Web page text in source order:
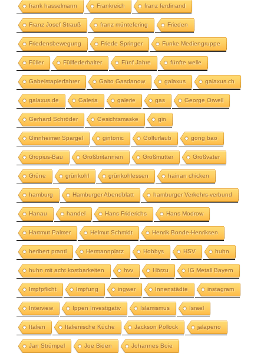
frank hasselmann Frankreich franz ferdinand
Franz Josef Strauß franz müntefering Frieden
Friedensbewegung Friede Springer Funke Mediengruppe
Füller Füllfederhalter Fünf Jahre fünfte welle
Gabelstaplerfahrer Gaito Gasdanow galaxus galaxus.ch
galaxus.de Galeria galerie gas George Orwell
Gerhard Schröder Gesichtsmaske gin
Ginnheimer Spargel gintonic Golfurlaub gong bao
Gropius-Bau Großbritannien Großmutter Großvater
Grüne grünkohl grünkohlessen hainan chicken
hamburg Hamburger Abendblatt hamburger Verkehrs-verbund
Hanau handel Hans Friderichs Hans Modrow
Hartmut Palmer Helmut Schmidt Henrik Bonde-Henriksen
heribert prantl Hermannplatz Hobbys HSV huhn
huhn mit acht kostbarkeiten hvv Hörzu IG Metall Bayern
Impfpflicht Impfung ingwer Innenstädte instagram
Interview Ippen Investigativ Islamismus Israel
Italien Italienische Küche Jackson Pollock jalapeno
Jan Strümpel Joe Biden Johannes Boie